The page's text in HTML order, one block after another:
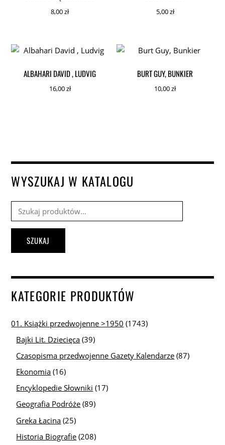
8,00zł 5,00zł
ALBAHARI DAVID , LUDVIG
16,00zł
BURT GUY, BUNKIER
10,00zł
WYSZUKAJ W KATALOGU
Szukaj:
SZUKAJ
KATEGORIE PRODUKTÓW
01. Książki przedwojenne >1950 (1743)
Bajki Lit. Dziecięca (39)
Czasopisma przedwojenne Gazety Kalendarze (87)
Ekonomia (16)
Encyklopedie Słowniki (17)
Geografia Podróże (89)
Greka Łacina (25)
Historia Biografie (208)